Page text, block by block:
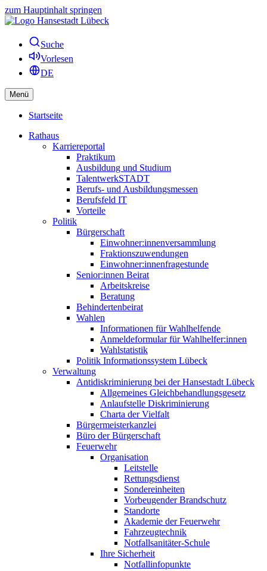
zum Hauptinhalt springen
Suche
Vorlesen
DE
Menü
Startseite
Rathaus
Karriereportal
Praktikum
Ausbildung und Studium
TalentwerkSTADT
Berufs- und Ausbildungsmessen
Berufsfeld IT
Vorteile
Politik
Bürgerschaft
Einwohner:innenversammlung
Fraktionszuwendungen
Einwohner:innenfragestunde
Senior:innen Beirat
Arbeitskreise
Beratung
Behindertenbeirat
Wahlen
Informationen für Wahlhelfende
Anmeldeformular für Wahlhelfer:innen
Wahlstatistik
Politik Informationssystem Lübeck
Verwaltung
Antidiskriminierung bei der Hansestadt Lübeck
Allgemeines Gleichbehandlungsgesetz
Anlaufstelle Diskriminierung
Charta der Vielfalt
Bürgermeisterkanzlei
Büro der Bürgerschaft
Feuerwehr
Organisation
Leitstelle
Rettungsdienst
Sondereinheiten
Vorbeugender Brandschutz
Standorte
Akademie der Feuerwehr
Fahrzeugtechnik
Notfallsanitäter-Schule
Ihre Sicherheit
Notfallinfopunkte